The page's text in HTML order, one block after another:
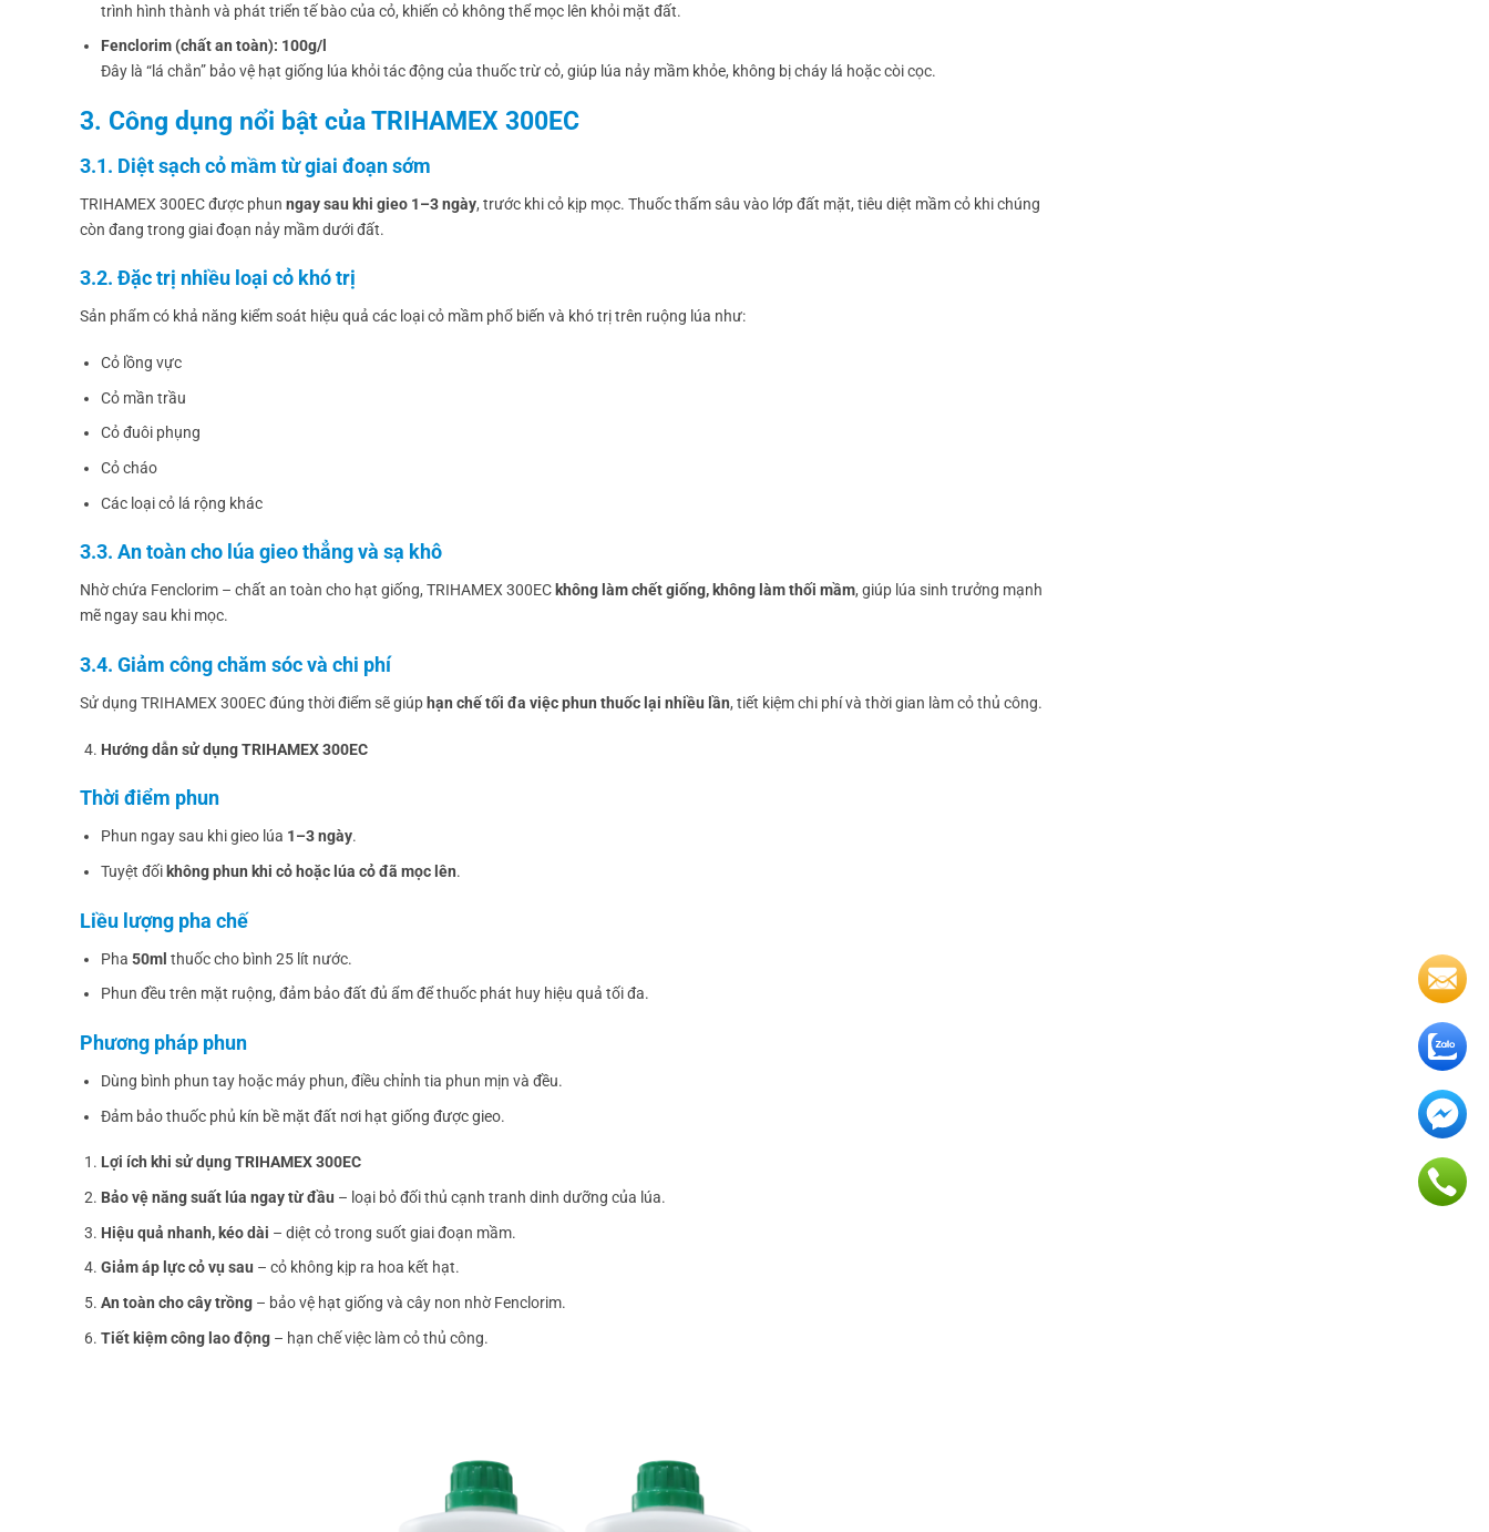
trình hình thành và phát triển tế bào của cỏ, khiến cỏ không thể mọc lên khỏi mặt đất.
Fenclorim (chất an toàn): 100g/l
Đây là “lá chắn” bảo vệ hạt giống lúa khỏi tác động của thuốc trừ cỏ, giúp lúa nảy mầm khỏe, không bị cháy lá hoặc còi cọc.
3. Công dụng nổi bật của TRIHAMEX 300EC
3.1. Diệt sạch cỏ mầm từ giai đoạn sớm
TRIHAMEX 300EC được phun ngay sau khi gieo 1–3 ngày, trước khi cỏ kịp mọc. Thuốc thấm sâu vào lớp đất mặt, tiêu diệt mầm cỏ khi chúng
còn đang trong giai đoạn nảy mầm dưới đất.
3.2. Đặc trị nhiều loại cỏ khó trị
Sản phẩm có khả năng kiểm soát hiệu quả các loại cỏ mầm phổ biến và khó trị trên ruộng lúa như:
Cỏ lồng vực
Cỏ mần trầu
Cỏ đuôi phụng
Cỏ cháo
Các loại cỏ lá rộng khác
3.3. An toàn cho lúa gieo thẳng và sạ khô
Nhờ chứa Fenclorim – chất an toàn cho hạt giống, TRIHAMEX 300EC không làm chết giống, không làm thối mầm, giúp lúa sinh trưởng mạnh
mẽ ngay sau khi mọc.
3.4. Giảm công chăm sóc và chi phí
Sử dụng TRIHAMEX 300EC đúng thời điểm sẽ giúp hạn chế tối đa việc phun thuốc lại nhiều lần, tiết kiệm chi phí và thời gian làm cỏ thủ công.
Hướng dẫn sử dụng TRIHAMEX 300EC
Thời điểm phun
Phun ngay sau khi gieo lúa 1–3 ngày.
Tuyệt đối không phun khi cỏ hoặc lúa cỏ đã mọc lên.
Liều lượng pha chế
Pha 50ml thuốc cho bình 25 lít nước.
Phun đều trên mặt ruộng, đảm bảo đất đủ ẩm để thuốc phát huy hiệu quả tối đa.
Phương pháp phun
Dùng bình phun tay hoặc máy phun, điều chỉnh tia phun mịn và đều.
Đảm bảo thuốc phủ kín bề mặt đất nơi hạt giống được gieo.
Lợi ích khi sử dụng TRIHAMEX 300EC
Bảo vệ năng suất lúa ngay từ đầu – loại bỏ đối thủ cạnh tranh dinh dưỡng của lúa.
Hiệu quả nhanh, kéo dài – diệt cỏ trong suốt giai đoạn mầm.
Giảm áp lực cỏ vụ sau – cỏ không kịp ra hoa kết hạt.
An toàn cho cây trồng– bảo vệ hạt giống và cây non nhờ Fenclorim.
Tiết kiệm công lao động– hạn chế việc làm cỏ thủ công.